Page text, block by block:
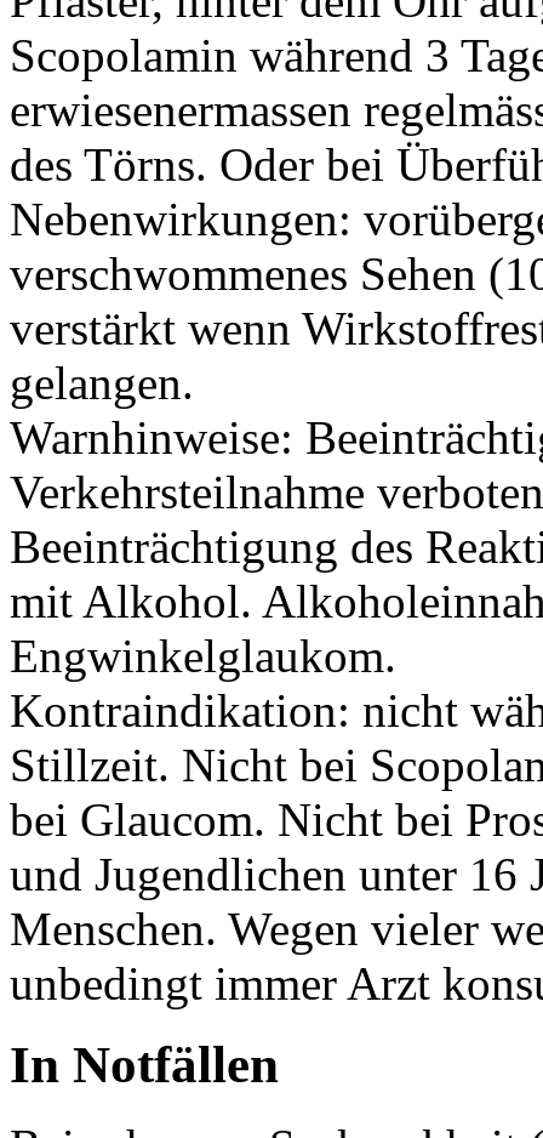
Scopolamin während 3
erwiesenermassen
des Törns. Oder bei
Nebenwirkungen:
verschwommenes Sehen
verstärkt wenn
gelangen.
Warnhinweise:
Verkehrsteilnahme
Beeinträchtigung des
mit Alkohol.
Engwinkelglaukom.
Kontraindikation: nicht
Stillzeit. Nicht bei
bei Glaucom. Nicht bei
und Jugendlichen unter 16
Menschen. Wegen vieler
unbedingt immer Arzt
In Notfällen